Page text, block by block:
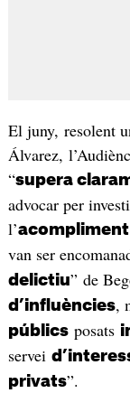
El juny, resolent
Álvarez,
“supera
advocar per
l’
van ser
delictiu” de
d’influències,
públicsposats
servei
privats”.